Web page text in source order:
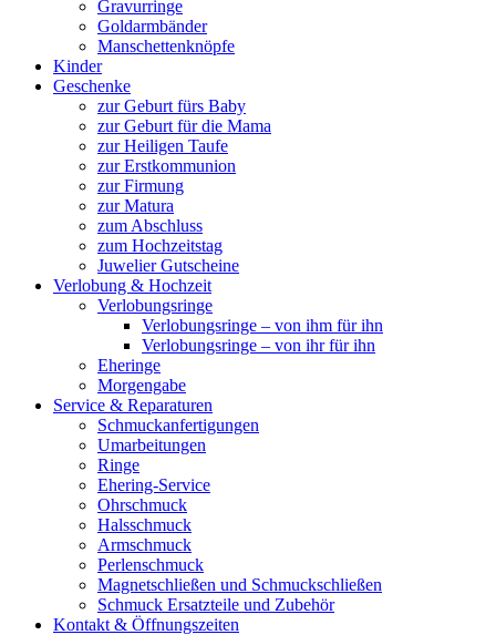
Gravurringe
Goldarmbänder
Manschettenknöpfe
Kinder
Geschenke
zur Geburt fürs Baby
zur Geburt für die Mama
zur Heiligen Taufe
zur Erstkommunion
zur Firmung
zur Matura
zum Abschluss
zum Hochzeitstag
Juwelier Gutscheine
Verlobung & Hochzeit
Verlobungsringe
Verlobungsringe – von ihm für ihn
Verlobungsringe – von ihr für ihn
Eheringe
Morgengabe
Service & Reparaturen
Schmuckanfertigungen
Umarbeitungen
Ringe
Ehering-Service
Ohrschmuck
Halsschmuck
Armschmuck
Perlenschmuck
Magnetschließen und Schmuckschließen
Schmuck Ersatzteile und Zubehör
Kontakt & Öffnungszeiten